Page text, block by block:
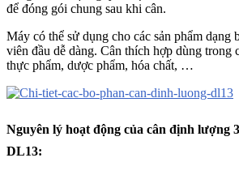
để đóng gói chung sau khi cân.
Máy có thể sử dụng cho các sản phẩm
viên đầu dễ dàng. Cân thích hợp dùng trong
thực phẩm, dược phẩm, hóa chất, …
Nguyên lý hoạt động của cân định lượng
DL13: